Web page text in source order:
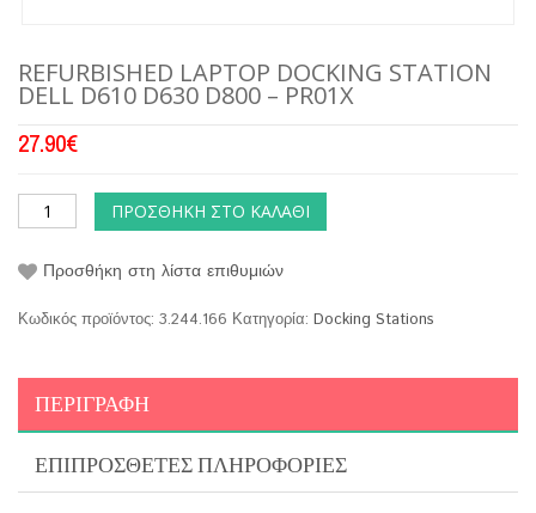
REFURBISHED LAPTOP DOCKING STATION
DELL D610 D630 D800 – PR01X
27.90€
ΠΡΟΣΘΉΚΗ ΣΤΟ ΚΑΛΆΘΙ
Προσθήκη στη λίστα επιθυμιών
Κωδικός προϊόντος: 3.244.166 Κατηγορία: Docking Stations
ΠΕΡΙΓΡΑΦΉ
ΕΠΙΠΡΌΣΘΕΤΕΣ ΠΛΗΡΟΦΟΡΊΕΣ